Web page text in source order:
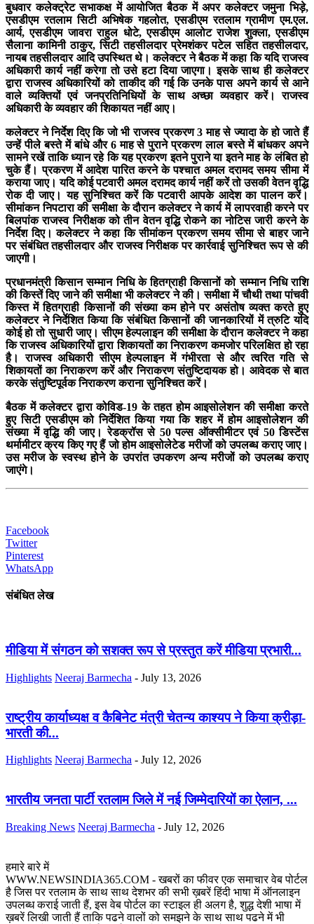
बुधवार कलेक्ट्रेट सभाकक्ष में आयोजित बैठक में अपर कलेक्टर जमुना भिड़े,
एसडीएम रतलाम सिटी अभिषेक गहलोत, एसडीएम रतलाम ग्रामीण एम.एल.
आर्य, एसडीएम जावरा राहुल धोटे, एसडीएम आलोट राजेश शुक्ला, एसडीएम
सैलाना कामिनी ठाकुर, सिटी तहसीलदार प्रेमशंकर पटेल सहित तहसीलदार,
नायब तहसीलदार आदि उपस्थित थे। कलेक्टर ने बैठक में कहा कि यदि राजस्व
अधिकारी कार्य नहीं करेगा तो उसे हटा दिया जाएगा। इसके साथ ही कलेक्टर
द्वारा राजस्व अधिकारियों को ताकीद की गई कि उनके पास अपने कार्य से आने
वाले व्यक्तियों एवं जनप्रतिनिधियों के साथ अच्छा व्यवहार करें। राजस्व
अधिकारी के व्यवहार की शिकायत नहीं आए।
कलेक्टर ने निर्देश दिए कि जो भी राजस्व प्रकरण 3 माह से ज्यादा के हो जाते हैं
उन्हें पीले बस्ते में बांधे और 6 माह से पुराने प्रकरण लाल बस्ते में बांधकर अपने
सामने रखें ताकि ध्यान रहे कि यह प्रकरण इतने पुराने या इतने माह के लंबित हो
चुके हैं। प्रकरण में आदेश पारित करने के पश्चात अमल दरामद समय सीमा में
कराया जाए। यदि कोई पटवारी अमल दरामद कार्य नहीं करें तो उसकी वेतन वृद्धि
रोक दी जाए। यह सुनिश्चित करें कि पटवारी आपके आदेश का पालन करें।
सीमांकन निपटारा की समीक्षा के दौरान कलेक्टर ने कार्य में लापरवाही करने पर
बिलपांक राजस्व निरीक्षक को तीन वेतन वृद्धि रोकने का नोटिस जारी करने के
निर्देश दिए। कलेक्टर ने कहा कि सीमांकन प्रकरण समय सीमा से बाहर जाने
पर संबंधित तहसीलदार और राजस्व निरीक्षक पर कार्रवाई सुनिश्चित रूप से की
जाएगी।
प्रधानमंत्री किसान सम्मान निधि के हितग्राही किसानों को सम्मान निधि राशि
की किस्तें दिए जाने की समीक्षा भी कलेक्टर ने की। समीक्षा में चौथी तथा पांचवी
किस्त में हितग्राही किसानों की संख्या कम होने पर असंतोष व्यक्त करते हुए
कलेक्टर ने निर्देशित किया कि संबंधित किसानों की जानकारियों में त्रुटि यदि
कोई हो तो सुधारी जाए। सीएम हेल्पलाइन की समीक्षा के दौरान कलेक्टर ने कहा
कि राजस्व अधिकारियों द्वारा शिकायतों का निराकरण कमजोर परिलक्षित हो रहा
है। राजस्व अधिकारी सीएम हेल्पलाइन में गंभीरता से और त्वरित गति से
शिकायतों का निराकरण करें और निराकरण संतुष्टिदायक हो। आवेदक से बात
करके संतुष्टिपूर्वक निराकरण कराना सुनिश्चित करें।
बैठक में कलेक्टर द्वारा कोविड-19 के तहत होम आइसोलेशन की समीक्षा करते
हुए सिटी एसडीएम को निर्देशित किया गया कि शहर में होम आइसोलेशन की
संख्या में वृद्धि की जाए। रेडक्रॉस से 50 पल्स ऑक्सीमीटर एवं 50 डिस्टेंस
थर्मामीटर क्रय किए गए हैं जो होम आइसोलेटेड मरीजों को उपलब्ध कराए जाए।
उस मरीज के स्वस्थ होने के उपरांत उपकरण अन्य मरीजों को उपलब्ध कराए
जाएंगे।
Facebook
Twitter
Pinterest
WhatsApp
संबंधित लेख
मीडिया में संगठन को सशक्त रूप से प्रस्तुत करें मीडिया प्रभारी...
Highlights Neeraj Barmecha - July 13, 2026
राष्ट्रीय कार्याध्यक्ष व कैबिनेट मंत्री चेतन्य काश्यप ने किया क्रीड़ा-
भारती की...
Highlights Neeraj Barmecha - July 12, 2026
भारतीय जनता पार्टी रतलाम जिले में नई जिम्मेदारियों का ऐलान, ...
Breaking News Neeraj Barmecha - July 12, 2026
हमारे बारे में
WWW.NEWSINDIA365.COM - खबरों का फीवर एक समाचार वेब पोर्टल
है जिस पर रतलाम के साथ साथ देशभर की सभी ख़बरें हिंदी भाषा में ऑनलाइन
उपलब्ध कराई जाती हैं, इस वेब पोर्टल का स्टाइल ही अलग है, शुद्ध देशी भाषा में
ख़बरें लिखी जाती हैं ताकि पढने वालों को समझने के साथ साथ पढने में भी